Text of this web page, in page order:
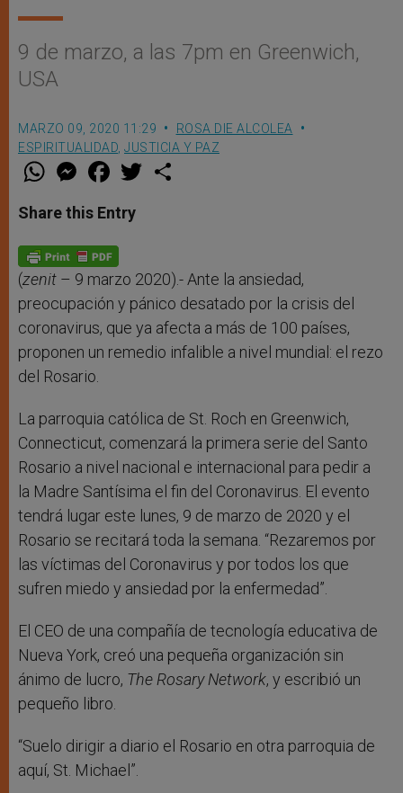
9 de marzo, a las 7pm en Greenwich,
USA
MARZO 09, 2020 11:29
ROSA DIE ALCOLEA
ESPIRITUALIDAD JUSTICIA Y PAZ
W
t
s
p
p
M
e
s
e
g
e
r
F
a
e
b
o
k
w
Share this Entry
(zenit – 9 marzo 2020).- Ante la ansiedad,
preocupación y pánico desatado por la crisis del
coronavirus, que ya afecta a más de 100 países,
proponen un remedio infalible a nivel mundial: el rezo
del Rosario.
La parroquia católica de St. Roch en Greenwich,
Connecticut, comenzará la primera serie del Santo
Rosario a nivel nacional e internacional para pedir a
la Madre Santísima el fin del Coronavirus. El evento
tendrá lugar este lunes, 9 de marzo de 2020 y el
Rosario se recitará toda la semana. “Rezaremos por
las víctimas del Coronavirus y por todos los que
sufren miedo y ansiedad por la enfermedad”.
El CEO de una compañía de tecnología educativa de
Nueva York, creó una pequeña organización sin
ánimo de lucro, The Rosary Network, y escribió un
pequeño libro.
“Suelo dirigir a diario el Rosario en otra parroquia de
aquí, St. Michael”.